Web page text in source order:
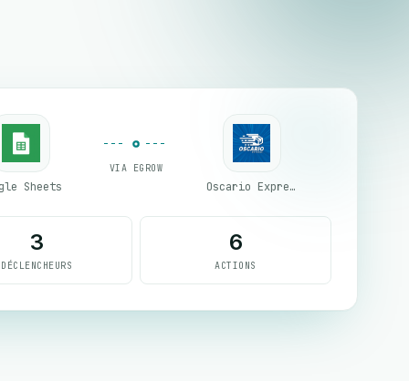
Sheets
VIA EGROW
Oscario Express
3
DÉCLENCHEURS
6
ACTIONS